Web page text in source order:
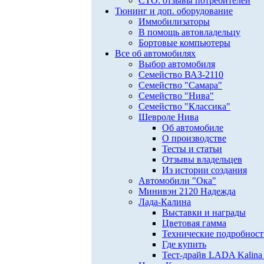
Тюнинг и доп. оборудование
Иммобилизаторы
В помощь автовладельцу
Бортовые компьютеры
Все об автомобилях
Выбор автомобиля
Семейство ВАЗ-2110
Семейство "Самара"
Семейство "Нива"
Семейство "Классика"
Шевроле Нива
Об автомобиле
О производстве
Тесты и статьи
Отзывы владельцев
Из истории создания
Автомобили "Ока"
Минивэн 2120 Надежда
Лада-Калина
Выставки и награды
Цветовая гамма
Технические
Где купить
Тест-драйв LADA Kalina